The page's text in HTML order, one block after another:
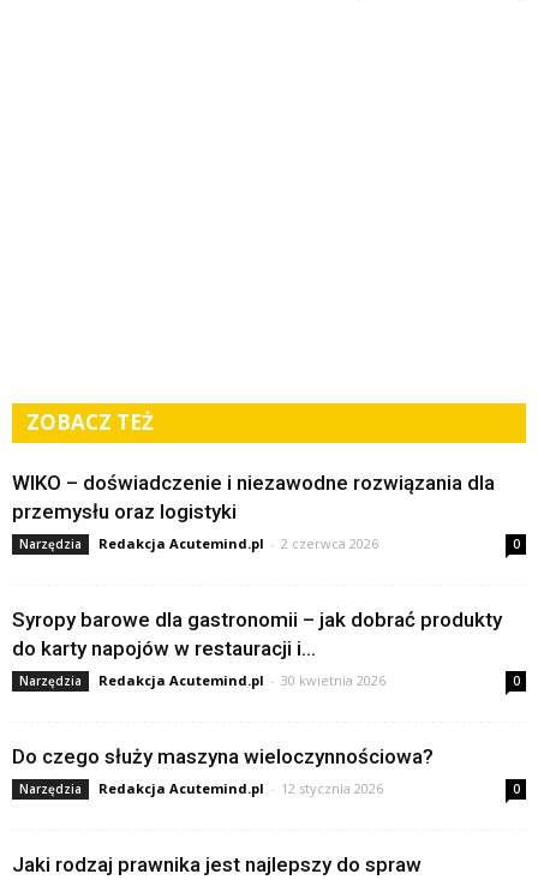
ZOBACZ TEŻ
WIKO – doświadczenie i niezawodne rozwiązania dla
przemysłu oraz logistyki
Narzędzia Redakcja Acutemind.pl - 2 czerwca 2026 0
Syropy barowe dla gastronomii – jak dobrać produkty
do karty napojów w restauracji i...
Narzędzia Redakcja Acutemind.pl - 30 kwietnia 2026 0
Do czego służy maszyna wieloczynnościowa?
Narzędzia Redakcja Acutemind.pl - 12 stycznia 2026 0
Jaki rodzaj prawnika jest najlepszy do spraw